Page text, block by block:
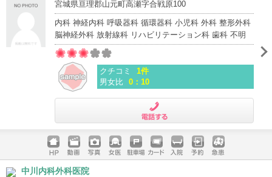
宮城県亘理郡山元町高瀬字合戦原100
内科 神経内科 呼吸器科 循環器科 小児科 外科 整形外科
脳神経外科 放射線科 リハビリテーション科 歯科 不明
クチコミ
1件
男女比 0：10
ホームペ
ージ
動画 写真 女医 駐車場
クレジッ
入院 予約 急患
中川内科外科医院